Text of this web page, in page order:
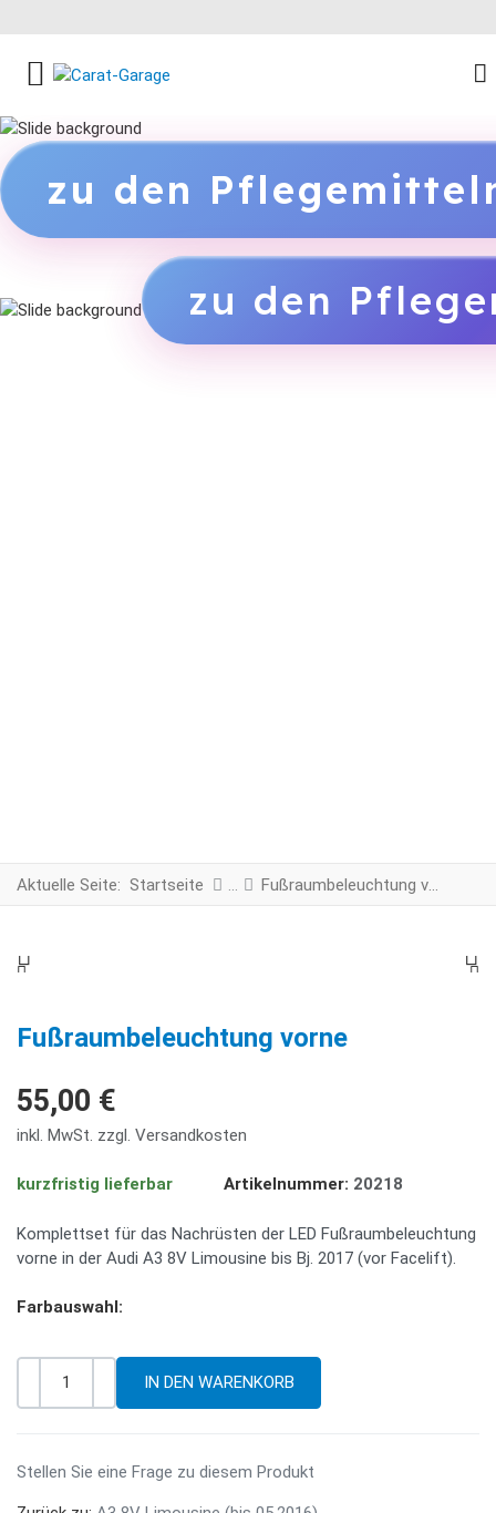
zu den
zu den
Aktuelle Seite: Startseite Fußraumbeleuchtung vorne
Fußraumbeleuchtung vorne
55,00 €
inkl. MwSt. zzgl. Versandkosten
kurzfristig lieferbar Artikelnummer: 20218
Komplettset für das Nachrüsten der LED Fußraumbeleuchtung
vorne in der Audi A3 8V Limousine bis Bj. 2017 (vor Facelift).
Farbauswahl:
Stellen Sie eine Frage zu diesem Produkt